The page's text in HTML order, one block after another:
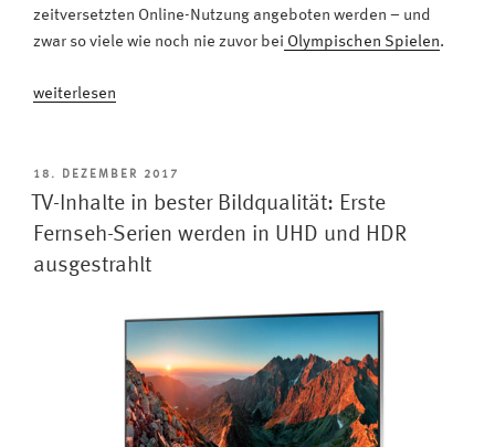
zeitversetzten Online-Nutzung angeboten werden – und
zwar so viele wie noch nie zuvor bei Olympischen Spielen.
„Live-
TV:
230
Stunden
weiterlesen
VERÖFFENTLICHT
AM
18. DEZEMBER 2017
TV-Inhalte in bester Bildqualität: Erste
Fernseh-Serien werden in UHD und HDR
ausgestrahlt